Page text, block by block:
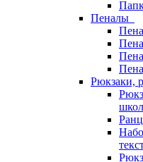
Пеналы
Рюкзаки,